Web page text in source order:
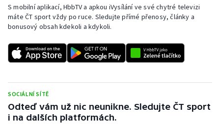
Vodní slalom
Volejbal
Ostatní
S mobilní aplikací, HbbTV a apkou iVysílání ve své chytré televizi
máte ČT sport vždy po ruce. Sledujte přímé přenosy, články a
bonusový obsah kdekoli a kdykoli.
SOCIÁLNÍ SÍTĚ
Odteď vám už nic neunikne. Sledujte ČT sport
i na dalších platformách.